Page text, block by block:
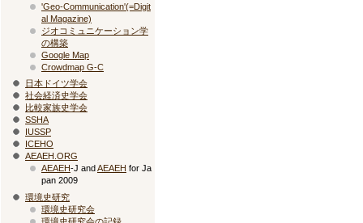
'Geo-Communication'(=Digit
al Magazine)
ジオコミュニケーション学
の構築
Google Map
Crowdmap G-C
日本ドイツ学会
社会経済史学会
比較家族史学会
SSHA
IUSSP
ICEHO
AEAEH.ORG
AEAEH-J andAEAEH for Ja
pan 2009
環境史研究
環境史研究会
環境史研究会の記録